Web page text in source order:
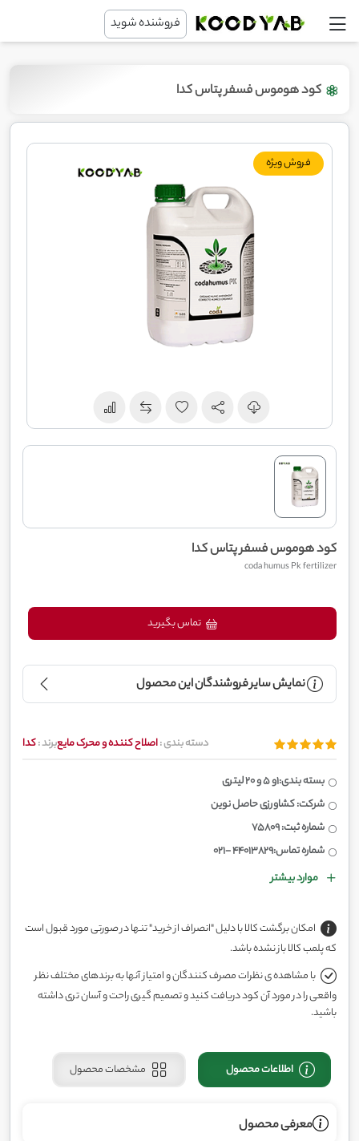
فروشنده شوید
کود هوموس فسفر پتاس کدا
فروش ویژه
کود هوموس فسفر پتاس کدا
coda humus Pk fertilizer
نمایش سایر فروشندگان این محصول
دسته بندی :اصلاح کننده و محرک مایعبرند :کدا
بسته بندی:1و 5 و 20 لیتری
شرکت: کشاورزی حاصل نوین
شماره ثبت: 75809
شماره تماس:44013829 -021
موارد بیشتر
امکان برگشت کالا با دلیل "انصراف از خرید" تنها در صورتی مورد قبول است
که پلمب کالا باز نشده باشد.
با مشاهده ی نظرات مصرف کنندگان و امتیاز آنها به برندهای مختلف نظر
واقعی را در مورد آن کود دریافت کنید و تصمیم گیری راحت و آسان تری داشته
باشید.
اطلاعات محصول مشخصات محصول
معرفی محصول